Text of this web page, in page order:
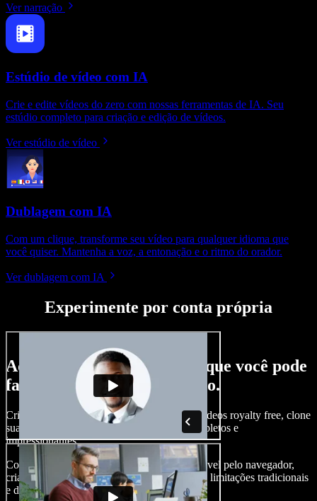
Ver narração
Estúdio de vídeo com IA
Crie e edite vídeos do zero com nossas ferramentas de IA. Seu
estúdio completo para criação e edição de vídeos.
Ver estúdio de vídeo
Dublagem com IA
Com um clique, transforme seu vídeo para qualquer idioma que
você quiser. Mantenha a voz, a entonação e o ritmo do orador.
Ver dublagem com IA
Experimente por conta própria
Aqui vai só um gostinho do que você pode
fazer com o Speechify Studio.
Crie narrações, adicione imagens, áudios e vídeos royalty free, clone
sua voz e produza projetos audiovisuais completos e
impressionantes.
Com curva de aprendizado zero e tudo acessível pelo navegador,
criadores de conteúdo conseguem ir além das limitações tradicionais
e dar vida a todas as suas ideias.